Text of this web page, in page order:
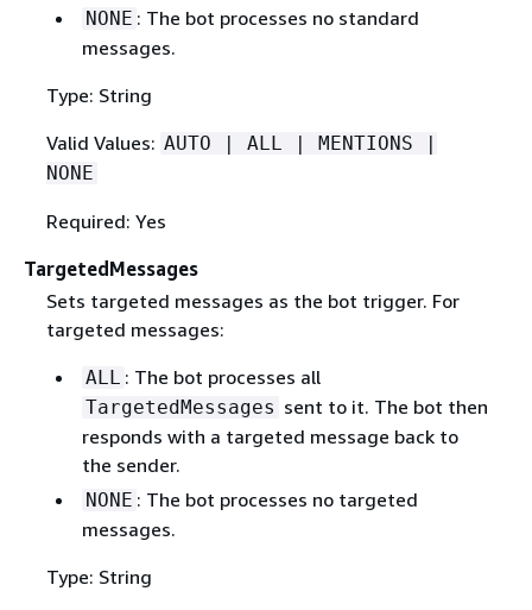
NONE : The bot processes no standard
messages.
Type: String
Valid Values: AUTO | ALL | MENTIONS |
NONE
Required: Yes
TargetedMessages
Sets targeted messages as the bot trigger. For
targeted messages:
ALL : The bot processes all
TargetedMessages sent to it. The bot then
responds with a targeted message back to
the sender.
NONE : The bot processes no targeted
messages.
Type: String